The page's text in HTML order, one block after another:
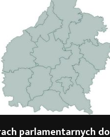
parlamentarnych do